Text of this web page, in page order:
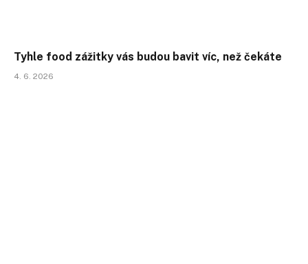
Tyhle food zážitky vás budou bavit víc, než čekáte
4. 6. 2026